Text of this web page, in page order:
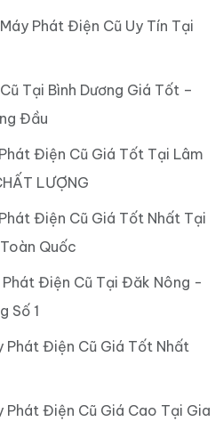
Phát Điện Cũ Uy Tín Tại
Tại Bình Dương Giá Tốt –
Đầu
Điện Cũ Giá Tốt Tại Lâm
LƯỢNG
Điện Cũ Giá Tốt Nhất Tại
Quốc
Phát Điện Cũ Tại Đăk Nông -
Số 1
Phát Điện Cũ Giá Tốt Nhất
Phát Điện Cũ Giá Cao Tại Gia